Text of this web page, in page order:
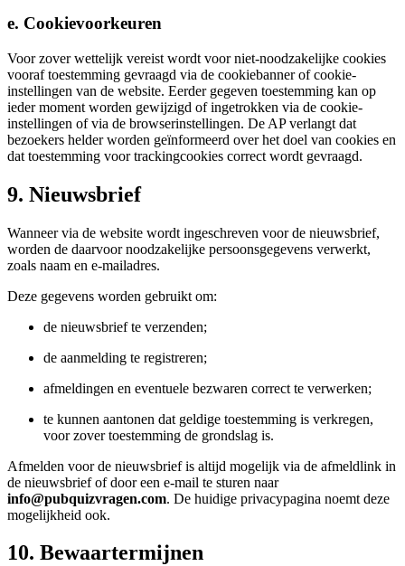
e. Cookievoorkeuren
Voor zover wettelijk vereist wordt voor niet-noodzakelijke cookies
vooraf toestemming gevraagd via de cookiebanner of cookie-
instellingen van de website. Eerder gegeven toestemming kan op
ieder moment worden gewijzigd of ingetrokken via de cookie-
instellingen of via de browserinstellingen. De AP verlangt dat
bezoekers helder worden geïnformeerd over het doel van cookies en
dat toestemming voor trackingcookies correct wordt gevraagd.
9. Nieuwsbrief
Wanneer via de website wordt ingeschreven voor de nieuwsbrief,
worden de daarvoor noodzakelijke persoonsgegevens verwerkt,
zoals naam en e-mailadres.
Deze gegevens worden gebruikt om:
de nieuwsbrief te verzenden;
de aanmelding te registreren;
afmeldingen en eventuele bezwaren correct te verwerken;
te kunnen aantonen dat geldige toestemming is verkregen,
voor zover toestemming de grondslag is.
Afmelden voor de nieuwsbrief is altijd mogelijk via de afmeldlink in
de nieuwsbrief of door een e-mail te sturen naar
info@pubquizvragen.com. De huidige privacypagina noemt deze
mogelijkheid ook.
10. Bewaartermijnen